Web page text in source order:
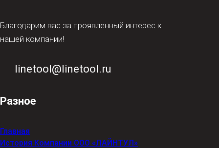
Благодарим вас за проявленный интерес к
нашей компании!
linetool@linetool.ru
Разное
Главная
История Компании ООО «ЛАЙНТУЛ»